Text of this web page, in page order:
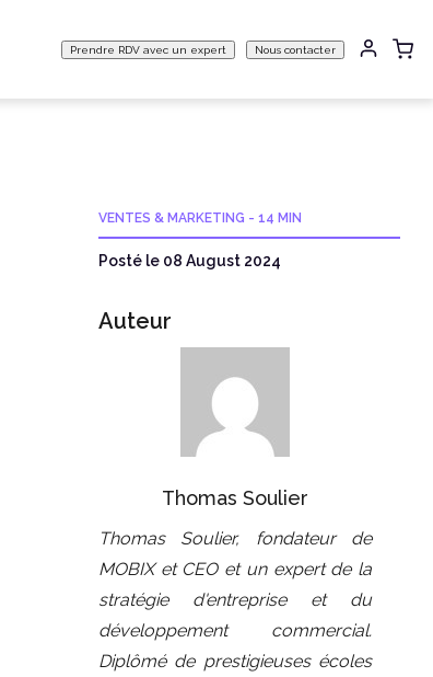
Prendre RDV avec un expert Nous contacter
VENTES & MARKETING - 14 MIN
Posté le 08 August 2024
Auteur
Thomas Soulier
Thomas Soulier, fondateur de
MOBIX et CEO et un expert de la
stratégie d'entreprise et du
développement commercial.
Diplômé de prestigieuses écoles